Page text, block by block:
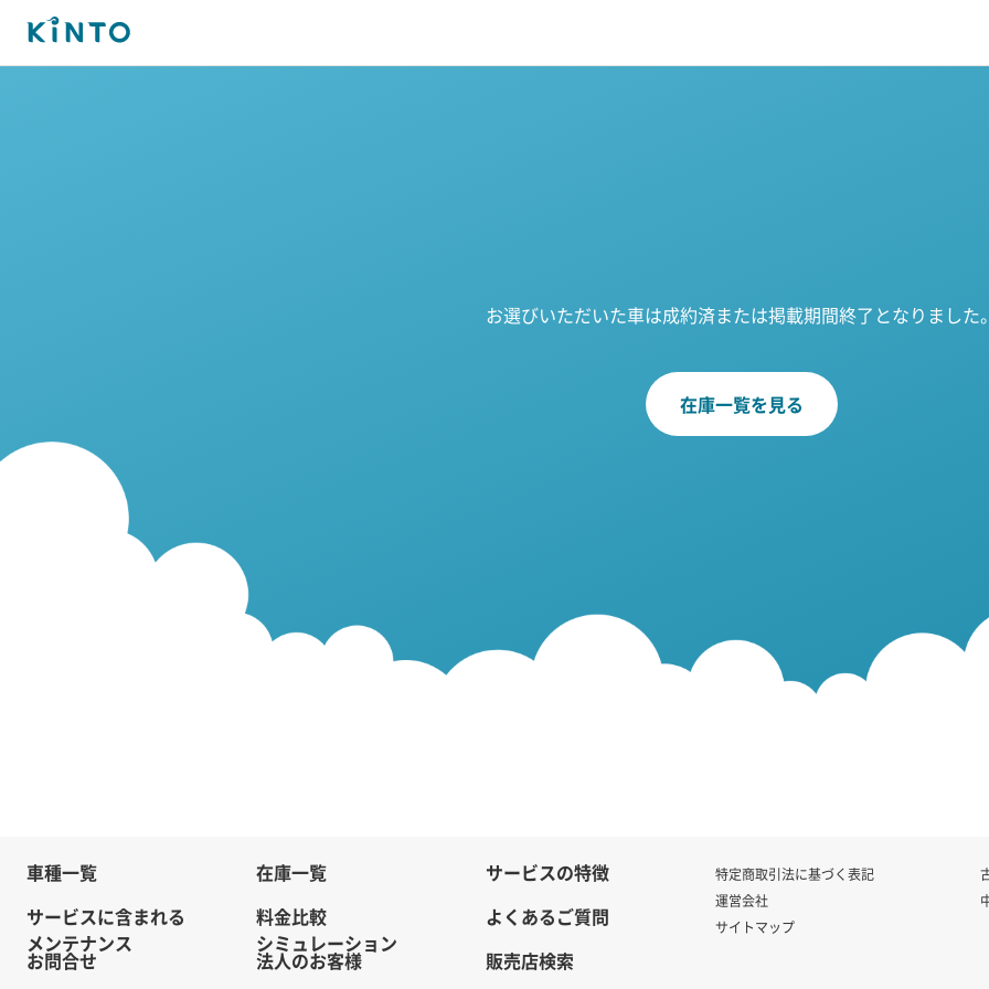
お選びいただいた車は成約済または掲載期間終了となりました
在庫一覧を見る
車種一覧 在庫一覧
サービスの特徴
サービスに含まれる
メンテナンス
料金比較
シミュレーション
よくあるご質問
お問合せ
法人のお客様 販売店検索
特定商取引法に基づく表記
運営会社
サイトマップ